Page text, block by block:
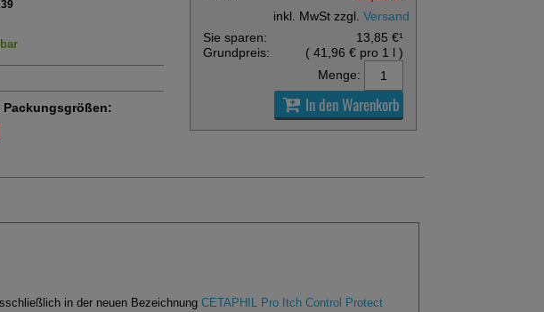
inkl. MwSt zzgl.Versand
Sie sparen:
13,85 €¹
Grundpreis:
( 41,96 € pro 1 l)
Menge:
In den Warenkorb
in der neuen Bezeichnung CETAPHIL Pro Itch Control Protect